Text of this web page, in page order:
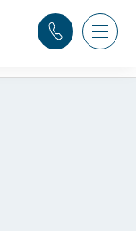
ンを取り上げてい